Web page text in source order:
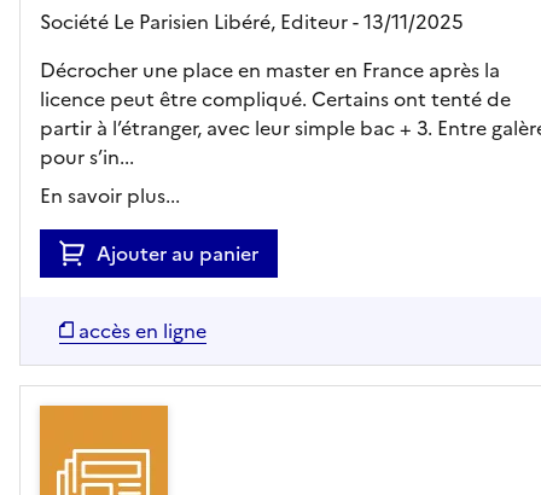
Société Le Parisien Libéré, Editeur- 13/11/2025
Décrocher une place en master en France après la
licence peut être compliqué. Certains ont tenté de
partir à l’étranger, avec leur simple bac + 3. Entre
pour s’in...
En savoir plus...
Ajouter au panier
accès en ligne